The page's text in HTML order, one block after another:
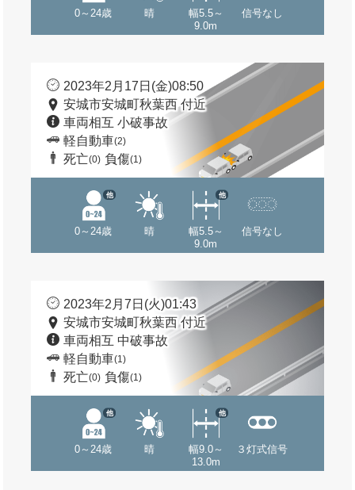
0～24歳 晴
幅5.5～
9.0m
信号なし
2023年2月17日(金)08:50
安城市安城町秋葉西 付近
車両相互 小破事故
軽自動車(2)
死亡(0) 負傷(1)
0～24歳
他
晴
幅5.5～
9.0m
他
信号なし
2023年2月7日(火)01:43
安城市安城町秋葉西 付近
車両相互 中破事故
軽自動車(1)
死亡(0) 負傷(1)
0～24歳
他
晴
幅9.0～
13.0m
他
３灯式信号